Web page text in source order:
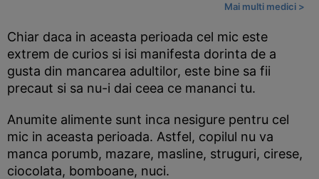
Mai multi medici >
Chiar daca in aceasta perioada cel mic este
extrem de curios si isi manifesta dorinta de a
gusta din mancarea adultilor, este bine sa fii
precaut si sa nu-i dai ceea ce mananci tu.
Anumite alimente sunt inca nesigure pentru cel
mic in aceasta perioada. Astfel, copilul nu va
manca porumb, mazare, masline, struguri, cirese,
ciocolata, bomboane, nuci.